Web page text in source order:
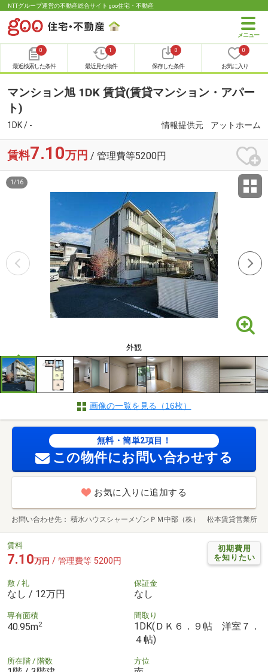
NTTグループ運営の不動産総合サイト goo住宅・不動産
0
最近検索した条件
1
最近見た物件
0
保存した条件
0
お気に入り
マンション旭 1DK 賃貸(賃貸マンション・アパー
ト)
1DK / - 情報提供元 アットホーム
賃料7.10万円 / 管理費等5200円
外観
1 /16
画像の一覧を見る（16枚）
無料・簡単2項目！
この物件にお問い合わせする
お気に入りに追加する
お問い合わせ先 積水ハウスシャーメゾンＰＭ中部（株） 松本賃貸営業所
初期費用
を知りたい
賃料
7.10万円 / 管理費等 5200円
敷 / 礼
なし / 12万円
保証金
なし
専有面積
40.95m2
間取り
1DK(ＤＫ６．９帖 洋室７．
４帖)
所在階 / 階数 方位